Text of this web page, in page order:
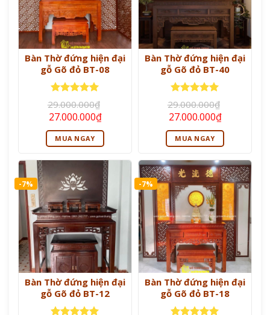
Bàn Thờ đứng hiện đại
gỗ Gõ đỏ BT-08
Được xếp
hạng55
sao
29.000.000₫
Giá
gốc
là:
29.000.000₫.
27.000.000₫Giá
hiện
tại
là:
27.000.000₫.
MUA NGAY
Bàn Thờ đứng hiện đại
gỗ Gõ đỏ BT-40
Được xếp
hạng55
sao
29.000.000₫
Giá
gốc
là:
29.000.000₫.
27.000.000₫Giá
hiện
tại
là:
MUA NGAY
-7%
Bàn Thờ đứng hiện đại
gỗ Gõ đỏ BT-12
-7%
Bàn Thờ đứng hiện đại
gỗ Gõ đỏ BT-18